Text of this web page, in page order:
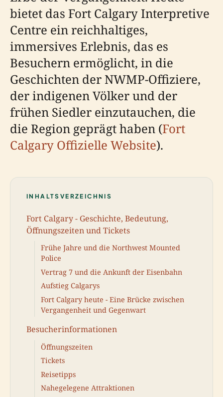
bietet das Fort Calgary Interpretive
Centre ein reichhaltiges,
immersives Erlebnis, das es
Besuchern ermöglicht, in die
Geschichten der NWMP-Offiziere,
der indigenen Völker und der
frühen Siedler einzutauchen, die
die Region geprägt haben (Fort
Calgary Offizielle Website).
INHALTSVERZEICHNIS
Fort Calgary - Geschichte, Bedeutung,
Öffnungszeiten und Tickets
Frühe Jahre und die Northwest Mounted
Police
Vertrag 7 und die Ankunft der Eisenbahn
Aufstieg Calgarys
Fort Calgary heute - Eine Brücke zwischen
Vergangenheit und Gegenwart
Besucherinformationen
Öffnungszeiten
Tickets
Reisetipps
Nahegelegene Attraktionen